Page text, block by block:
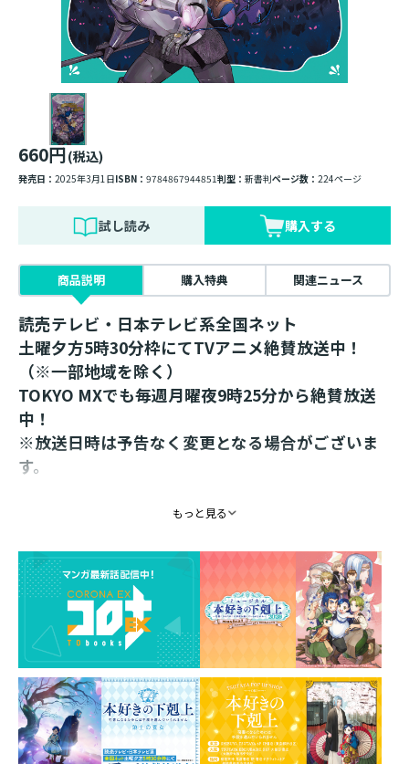
660円(税込)
発売日： 2025年3月1日ISBN： 9784867944851判型： 新書判ページ数： 224ページ
試し読み 購入する
商品説明 購入特典 関連ニュース
読売テレビ・日本テレビ系全国ネット
土曜夕方5時30分枠にてTVアニメ絶賛放送中！
（※一部地域を除く）
TOKYO MXでも毎週月曜夜9時25分から絶賛放送
中！
※放送日時は予告なく変更となる場合がございま
す。
頭が爆発しそう！ 秋の収穫祭に冬籠りの準備、ハッセ
の孤児の問題、印刷業……ものすごく頑張った。でも、
ぐったりしてる場合じゃない。健康になる薬「ユレーヴ
ェ」を作るため、新しい素材を採りに行くんだ。チャン
スは「シュツェーリアの夜」。その時に満月の光を浴び
て育った「リュエルの実」を森で採集する必要がある
の。お月様は紫色だし、わくわくする！「ローゼマイン
姫様、魔獣です！」え、赤い目に取り囲まれている!?
騎士達が戦う「領主の養女」第四章！
もっと見る